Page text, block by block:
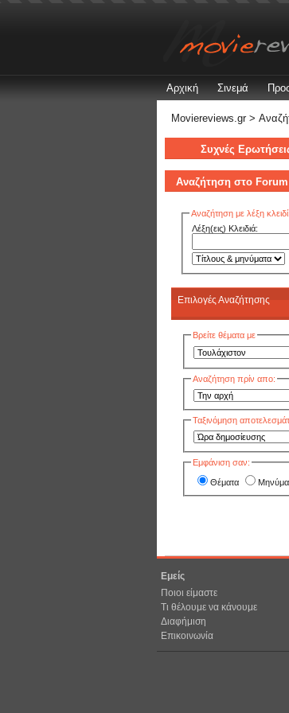
Αρχική Σινεμά
Moviereviews.gr >
Συχνές
Αναζήτηση στo Forum
Αναζήτηση με λέξη κλειδί:
Λέξη(εις) Κλειδιά:
Επιλογές Αναζήτησης
Βρείτε θέματα με
Αναζήτηση πρίν απο:
Εμφάνιση σαν:
Θέματα
Εμείς
Ποιοι είμαστε
Τι θέλουμε να κάνουμε
Διαφήμιση
Επικοινωνία